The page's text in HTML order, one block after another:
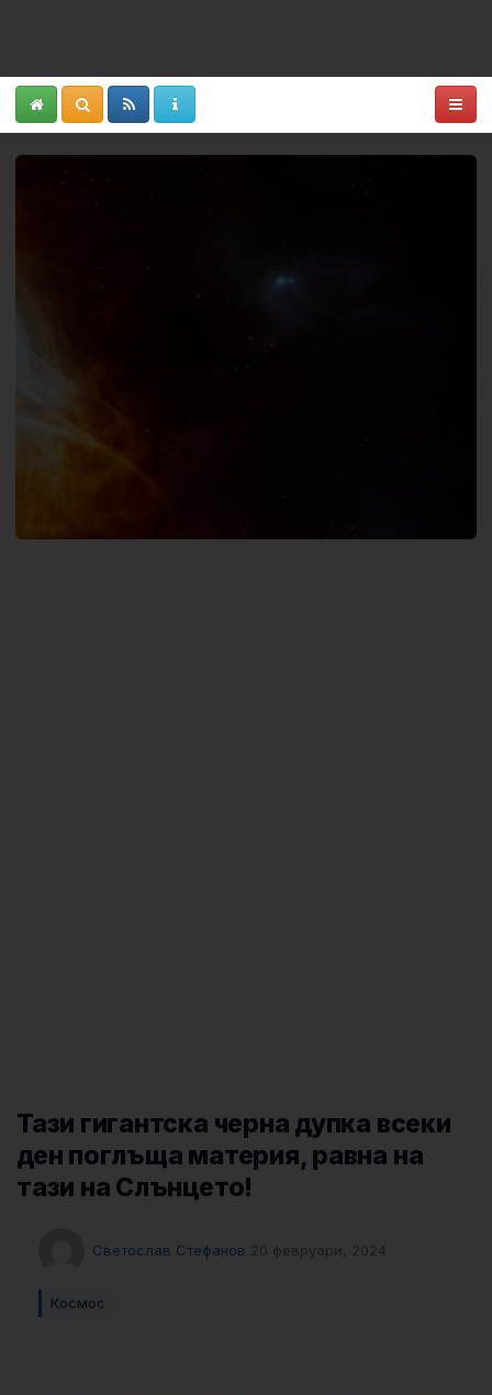
Тази гигантска черна дупка всеки
ден поглъща материя, равна на
тази на Слънцето!
Светослав Стефанов 20 февруари, 2024
Космос